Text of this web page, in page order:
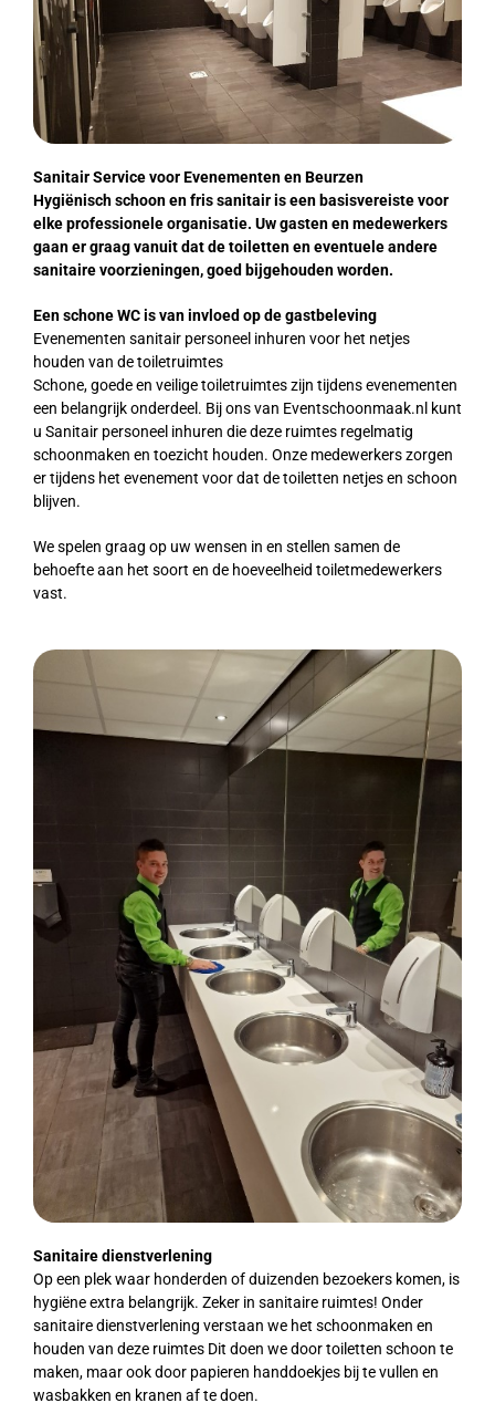
Sanitair Service voor Evenementen en Beurzen
Hygiënisch schoon en fris sanitair is een basisvereiste voor
elke professionele organisatie. Uw gasten en medewerkers
gaan er graag vanuit dat de toiletten en eventuele andere
sanitaire voorzieningen, goed bijgehouden worden.
Een schone WC is van invloed op de gastbeleving
Evenementen sanitair personeel inhuren voor het netjes
houden van de toiletruimtes
Schone, goede en veilige toiletruimtes zijn tijdens evenementen
een belangrijk onderdeel. Bij ons van Eventschoonmaak.nl kunt
u Sanitair personeel inhuren die deze ruimtes regelmatig
schoonmaken en toezicht houden. Onze medewerkers zorgen
er tijdens het evenement voor dat de toiletten netjes en schoon
blijven.
We spelen graag op uw wensen in en stellen samen de
behoefte aan het soort en de hoeveelheid toiletmedewerkers
vast.
Sanitaire dienstverlening
Op een plek waar honderden of duizenden bezoekers komen, is
hygiëne extra belangrijk. Zeker in sanitaire ruimtes! Onder
sanitaire dienstverlening verstaan we het schoonmaken en
houden van deze ruimtes Dit doen we door toiletten schoon te
maken, maar ook door papieren handdoekjes bij te vullen en
wasbakken en kranen af te doen.